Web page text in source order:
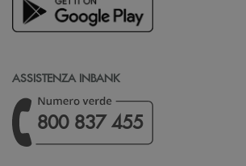
ASSISTENZA INBANK
800 837 455